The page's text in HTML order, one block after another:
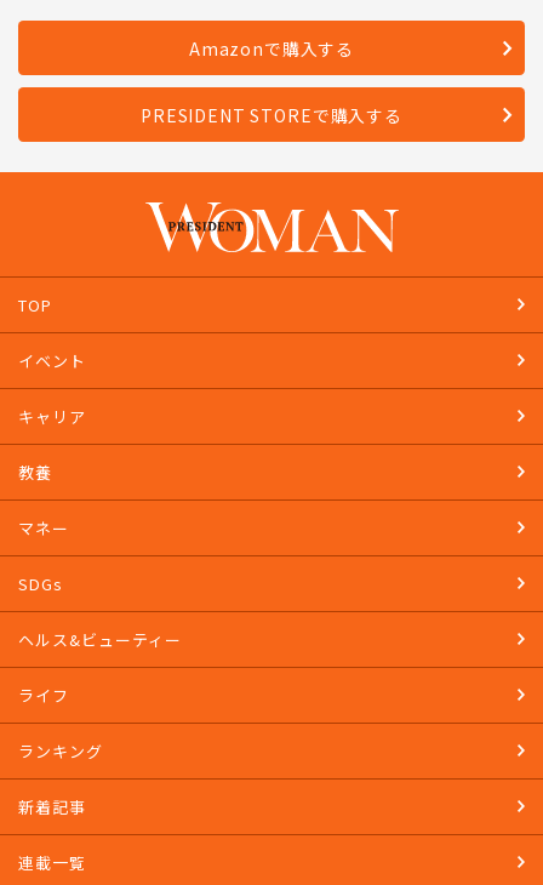
Amazonで購入する
PRESIDENT STOREで購入する
TOP
イベント
キャリア
教養
マネー
SDGs
ヘルス&ビューティー
ライフ
ランキング
新着記事
連載一覧